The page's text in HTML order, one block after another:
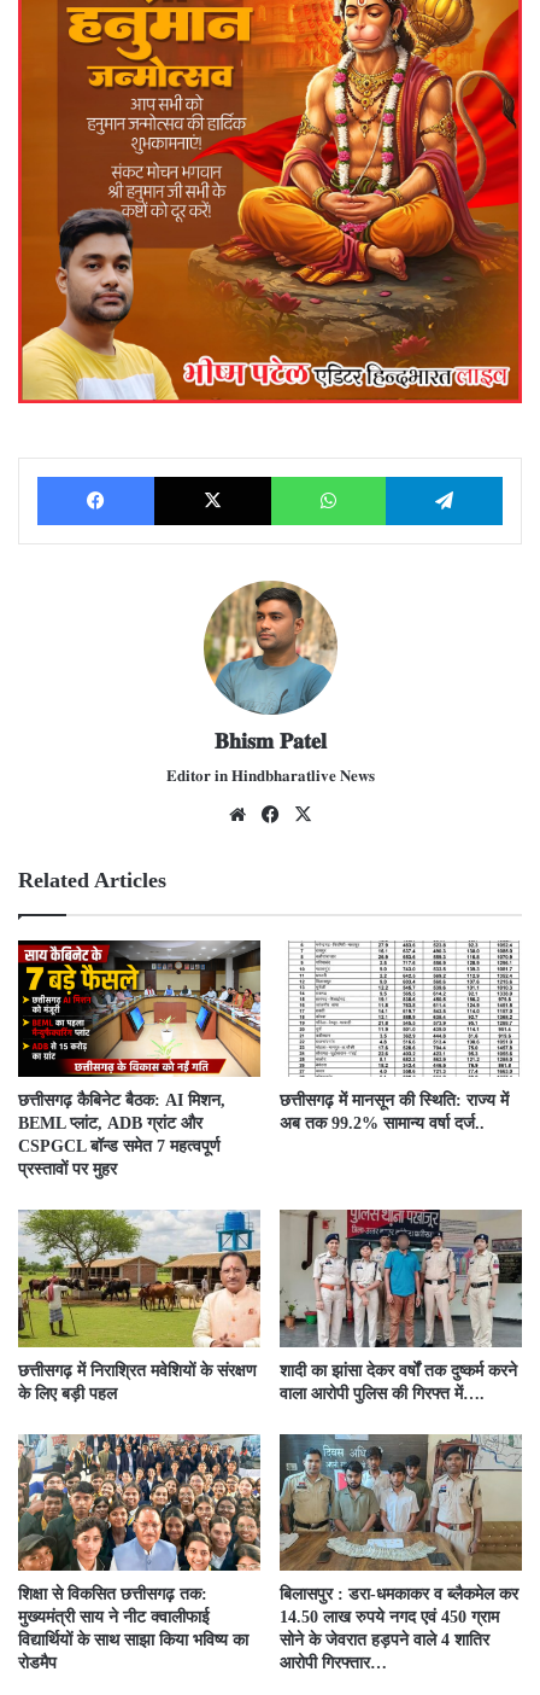
Facebook X WhatsApp
𝐁𝐡𝐢𝐬𝐦 𝐏𝐚𝐭𝐞𝐥
𝐄𝐝𝐢𝐭𝐨𝐫 𝐢𝐧 𝐇𝐢𝐧𝐝𝐛𝐡𝐚𝐫𝐚𝐭𝐥𝐢𝐯𝐞 𝐍𝐞𝐰𝐬
We
Fac
Related Articles
छत्तीसगढ़ कैबिनेट बैठक: AI मिशन,
BEML प्लांट, ADB ग्रांट और
CSPGCL बॉन्ड समेत 7 महत्वपूर्ण
प्रस्तावों पर मुहर
छत्तीसगढ़ में मानसून की स्थिति: राज्य में
अब तक 99.2% सामान्य वर्षा दर्ज..
छत्तीसगढ़ में निराश्रित मवेशियों के संरक्षण
के लिए बड़ी पहल
शादी का झांसा देकर वर्षों तक दुष्कर्म करने
वाला आरोपी पुलिस की गिरफ्त में….
शिक्षा से विकसित छत्तीसगढ़ तक:
मुख्यमंत्री साय ने नीट क्वालीफाई
विद्यार्थियों के साथ साझा किया भविष्य का
रोडमैप
बिलासपुर : डरा-धमकाकर व ब्लैकमेल कर
14.50 लाख रुपये नगद एवं 450 ग्राम
सोने के जेवरात हड़पने वाले 4 शातिर
आरोपी गिरफ्तार…